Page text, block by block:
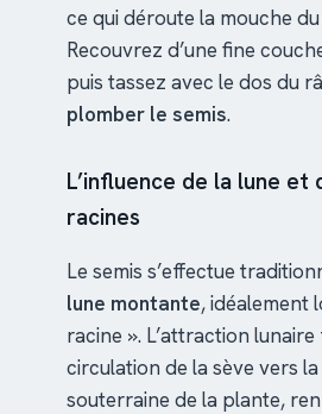
ce qui déroute la mouche
Recouvrez d’une fine
puis tassez avec le dos du
plomber le semis.
L’influence de la lune et
racines
Le semis s’effectue
lune montante, idéalement
racine ». L’attraction
circulation de la sève vers
souterraine de la plante,